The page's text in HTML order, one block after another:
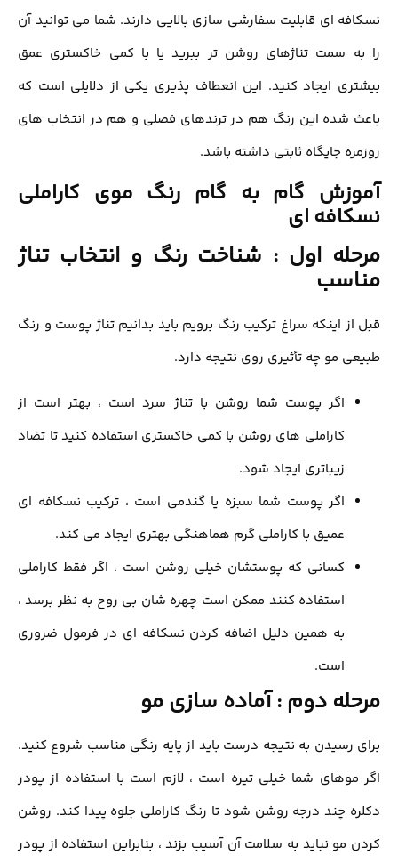
ای قابلیت سفارشی سازی بالایی دارند. شما می توانید آن
سمت تناژهای روشن تر ببرید یا با کمی خاکستری عمق
ایجاد کنید. این انعطاف پذیری یکی از دلایلی است که
شده این رنگ هم در ترندهای فصلی و هم در انتخاب های
جایگاه ثابتی داشته باشد.
گام به گام رنگ موی کاراملی
ای
اول : شناخت رنگ و انتخاب تناژ
اینکه سراغ ترکیب رنگ برویم باید بدانیم تناژ پوست و رنگ
مو چه تأثیری روی نتیجه دارد.
اگر پوست شما روشن با تناژ سرد است ، بهتر است از
کاراملی های روشن با کمی خاکستری استفاده کنید تا تضاد
زیباتری ایجاد شود.
اگر پوست شما سبزه یا گندمی است ، ترکیب نسکافه ای
عمیق با کاراملی گرم هماهنگی بهتری ایجاد می کند.
کسانی که پوستشان خیلی روشن است ، اگر فقط کاراملی
استفاده کنند ممکن است چهره شان بی روح به نظر برسد ،
به همین دلیل اضافه کردن نسکافه ای در فرمول ضروری
دوم : آماده سازی مو
رسیدن به نتیجه درست باید از پایه رنگی مناسب شروع کنید.
شما خیلی تیره است ، لازم است با استفاده از پودر
چند درجه روشن شود تا رنگ کاراملی جلوه پیدا کند. روشن
مو نباید به سلامت آن آسیب بزند ، بنابراین استفاده از پودر